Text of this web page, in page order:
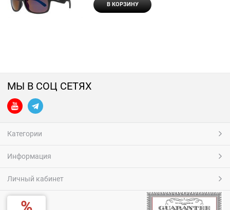
В КОРЗИНУ
МЫ В СОЦ СЕТЯХ
Категории
Информация
Личный кабинет